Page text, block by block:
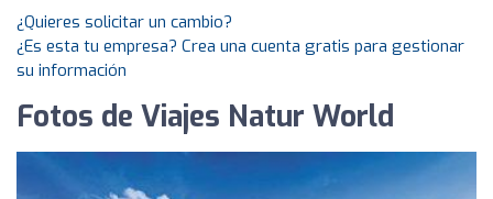
¿Quieres solicitar un cambio?
¿Es esta tu empresa? Crea una cuenta gratis para gestionar
su información
Fotos de Viajes Natur World